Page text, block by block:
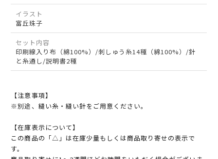
イラスト
富丘珠子
セット内容
印刷線入り布（綿100%）/刺しゅう糸14種（綿100%）/針
と糸通し/説明書2種
【注意事項】
※別途、縫い糸・縫い針をご用意ください。
【在庫表示について】
この商品の「△」は在庫少量もしくは商品取り寄せの表示で
す。